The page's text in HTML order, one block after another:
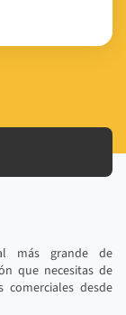
más grande de
que necesitas de
comerciales desde